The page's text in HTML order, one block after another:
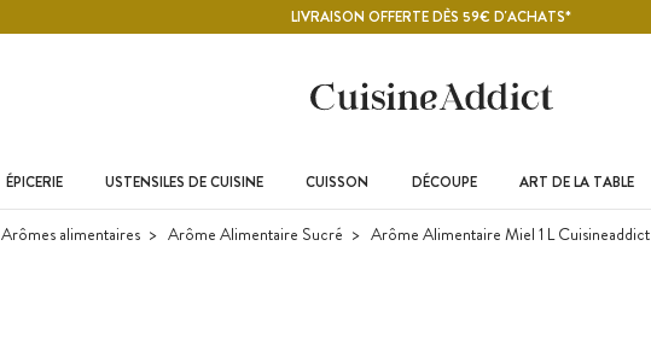
LIVRAISON OFFERTE DÈS 59€ D'ACHATS*
ÉPICERIE USTENSILES DE CUISINE CUISSON DÉCOUPE ART DE LA TABLE
Arômes alimentaires Arôme Alimentaire Sucré Arôme Alimentaire Miel 1 L Cuisineaddict